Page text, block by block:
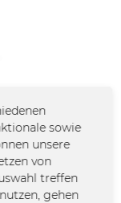
sowie
unsere
von
treffen
gehen